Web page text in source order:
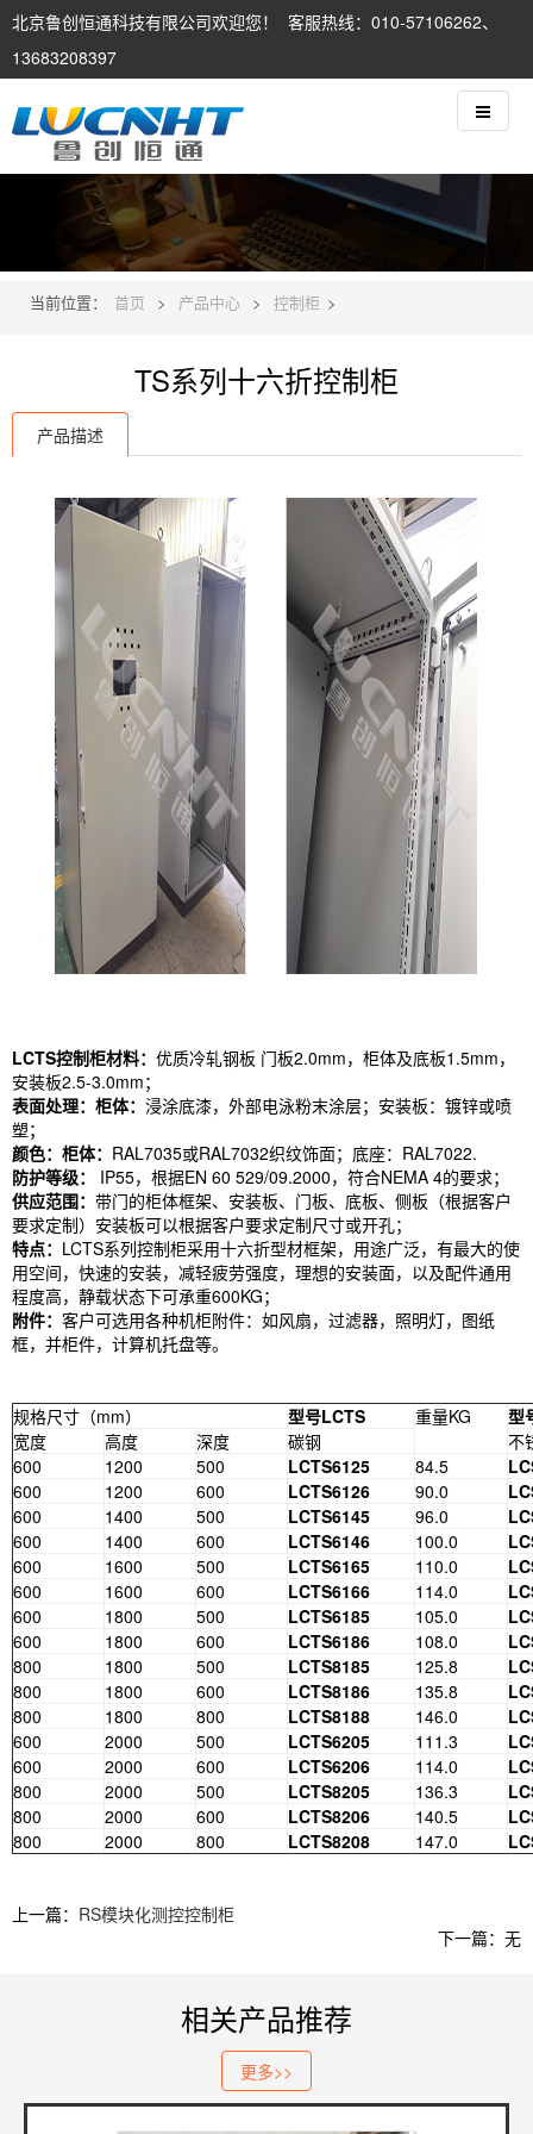
北京鲁创恒通科技有限公司欢迎您！ 客服热线：010-57106262、
13683208397
当前位置： 首页 >
控制柜
>
产品中心
>
TS系列十六折控制柜
产品描述
LCTS控制柜材料： 优质冷轧钢板 门板2.0mm，柜体及底板1.5mm，
安装板2.5-3.0mm；
表面处理：柜体： 浸涂底漆，外部电泳粉末涂层；安装板：镀锌或喷
塑；
颜色：柜体： RAL7035或RAL7032织纹饰面；底座：RAL7022.
防护等级：
IP55，根据EN 60 529/09.2000，符合NEMA 4的要求；
供应范围： 带门的柜体框架、安装板、门板、底板、侧板（根据客户
要求定制）安装板可以根据客户要求定制尺寸或开孔；
特点： LCTS系列控制柜采用十六折型材框架，用途广泛，有最大的使
用空间，快速的安装，减轻疲劳强度，理想的安装面，以及配件通用
程度高，静载状态下可承重600KG；
附件： 客户可选用各种机柜附件：如风扇，过滤器，照明灯，图纸
框，并柜件，计算机托盘等。
规格尺寸（mm） 型号LCTS 重量KG
型
宽度
高度 深度 碳钢
不
600
1200 500 LCTS6125 84.5
600
1200 600 LCTS6126 90.0
600
1400 500 LCTS6145 96.0
600
1400 600 LCTS6146 100.0
600
1600 500 LCTS6165 110.0
600
1600 600 LCTS6166 114.0
600
1800 500 LCTS6185 105.0
600
1800 600 LCTS6186 108.0
800
1800 500 LCTS8185 125.8
800
1800 600 LCTS8186 135.8
800
1800 800 LCTS8188 146.0
600
2000 500 LCTS6205 111.3
600
2000 600 LCTS6206 114.0
800
2000 500 LCTS8205 136.3
800
2000 600 LCTS8206 140.5
800
2000 800 LCTS8208 147.0
上一篇： RS模块化测控控制柜
下一篇：无
相关产品推荐
更多>>